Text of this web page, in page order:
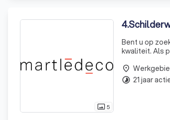
photo_size_select_actual5
4.
Bent u op
kwaliteit. Als
place
timelapse 21 jaar